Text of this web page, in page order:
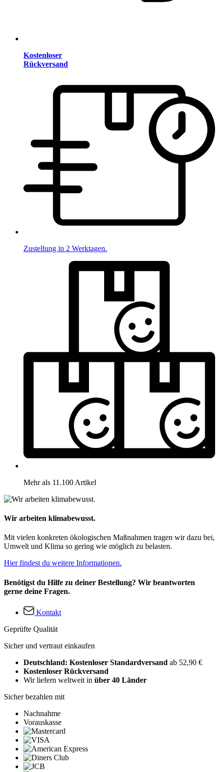
Kostenloser
Rückversand
Zustellung in 2 Werktagen.
Mehr als 11.100 Artikel
Wir arbeiten klimabewusst.
Mit vielen konkreten ökologischen Maßnahmen tragen wir dazu bei,
Umwelt und Klima so gering wie möglich zu belasten.
Hier findest du weitere Informationen.
Benötigst du Hilfe zu deiner Bestellung? Wir beantworten
gerne deine Fragen.
Kontakt
Geprüfte Qualität
Sicher und vertraut einkaufen
Deutschland: Kostenloser Standardversand ab 52,90 €
Kostenloser Rückversand
Wir liefern weltweit in über 40 Länder
Sicher bezahlen mit
Nachnahme
Vorauskasse